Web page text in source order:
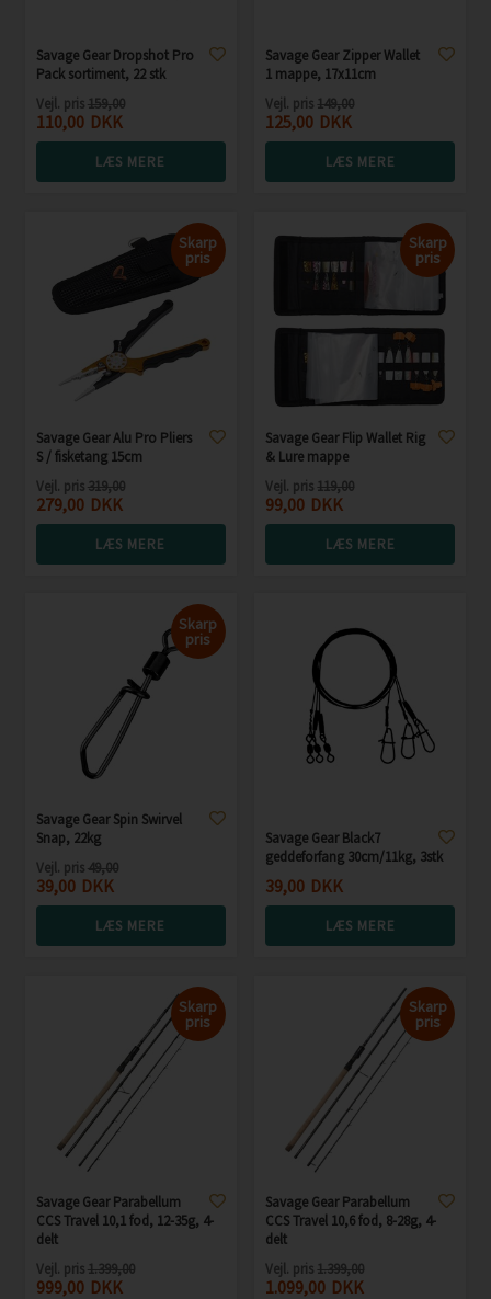
Savage Gear Dropshot Pro
Pack sortiment, 22 stk
Vejl. pris159,00
110,00 DKK
LÆS MERE
Savage Gear Zipper Wallet
1 mappe, 17x11cm
Vejl. pris 149,00
125,00 DKK
LÆS MERE
Skarp
pris
Savage Gear Alu Pro Pliers
S / fisketang 15cm
Vejl. pris319,00
279,00 DKK
LÆS MERE
Skarp
pris
Savage Gear Flip Wallet Rig
& Lure mappe
Vejl. pris 119,00
99,00 DKK
LÆS MERE
Skarp
pris
Savage Gear Spin Swirvel
Snap, 22kg
Vejl. pris49,00
39,00 DKK
LÆS MERE
Savage Gear Black7
geddeforfang 30cm/11kg, 3stk
39,00 DKK
LÆS MERE
Skarp
pris
Savage Gear Parabellum
CCS Travel 10,1 fod, 12-35g, 4-
delt
Vejl. pris1.399,00
999,00 DKK
Skarp
pris
Savage Gear Parabellum
CCS Travel 10,6 fod, 8-28g, 4-
delt
Vejl. pris 1.399,00
1.099,00 DKK